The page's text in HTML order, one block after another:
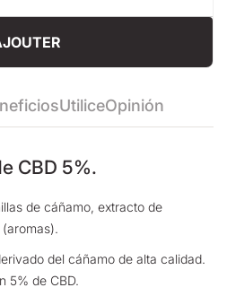
UtiliceOpinión
CBD 5%.
de cáñamo, extracto de
del cáñamo de alta calidad.
5% de CBD.